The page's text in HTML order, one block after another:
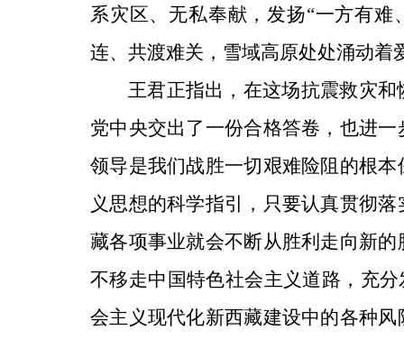
系灾区、无私奉献，发扬“一方有
连、共渡难关，雪域高原处处涌动
王君正指出，在这场抗震救灾
党中央交出了一份合格答卷，也进
领导是我们战胜一切艰难险阻的根
义思想的科学指引，只要认真贯彻
藏各项事业就会不断从胜利走向新
不移走中国特色社会主义道路，充
会主义现代化新西藏建设中的各种